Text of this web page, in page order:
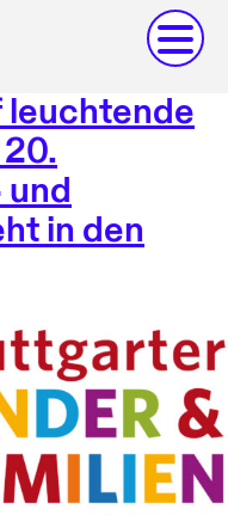
leuchtende
in den